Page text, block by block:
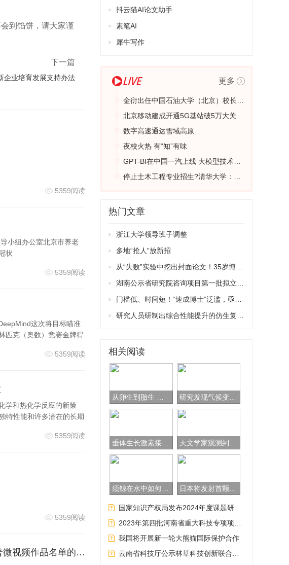
到馅饼，请大家谨
下一篇
企业培育发展支持办法
5359阅读
小组办公室北京市养老
状
5359阅读
这次将目标瞄准
匹克（奥数）竞赛金牌得
5359阅读
学和热化学反应的新策
特性能和许多潜在的长期
5359阅读
5359阅读
科技部办公厅 中国科学院办公厅关于公布2023年度全国优秀科普微视频作品名单的通知
抖云猫AI论文助手
素笔AI
犀牛写作
更多
北京移动建成开通5G基站破5万大关
数字高速通达雪域高原
夜校火热 有“知”有味
热门文章
浙江大学领导班子调整
多地“抢人”放新招
相关阅读
我国将开展新一轮大熊猫国际保护合作